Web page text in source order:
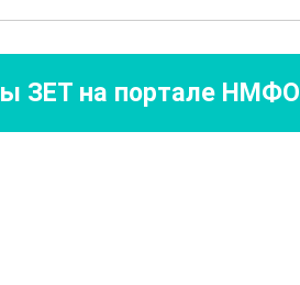
ЗЕТ на портале НМФО